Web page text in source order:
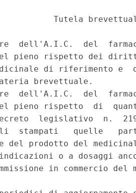
Tutela
dell'A.I.C.  del
del pieno rispetto dei
di riferimento e
brevettuale.
dell'A.I.C.  del
pieno rispetto  di
legislativo  n.
stampati   quelle
del prodotto del
o a dosaggi
in commercio